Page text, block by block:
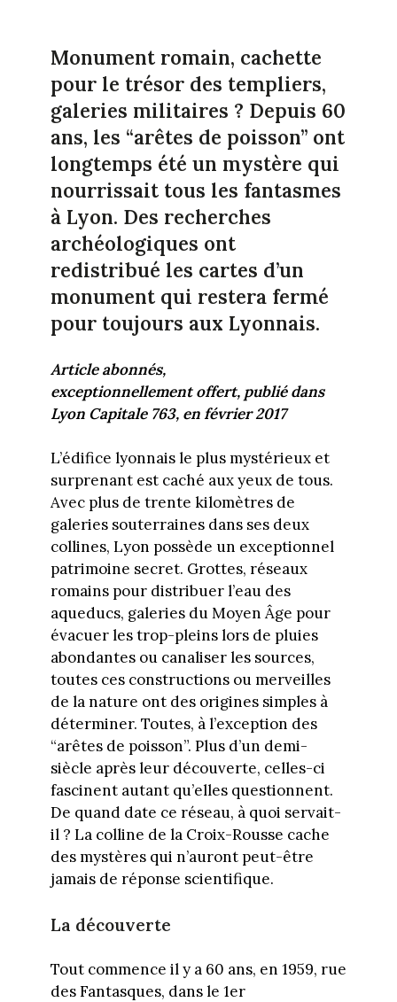
Monument romain, cachette
pour le trésor des templiers,
galeries militaires ? Depuis 60
ans, les “arêtes de poisson” ont
longtemps été un mystère qui
nourrissait tous les fantasmes
à Lyon. Des recherches
archéologiques ont
redistribué les cartes d’un
monument qui restera fermé
pour toujours aux Lyonnais.
Article abonnés,
exceptionnellement offert, publié dans
Lyon Capitale 763, en février 2017
L’édifice lyonnais le plus mystérieux et
surprenant est caché aux yeux de tous.
Avec plus de trente kilomètres de
galeries souterraines dans ses deux
collines, Lyon possède un exceptionnel
patrimoine secret. Grottes, réseaux
romains pour distribuer l’eau des
aqueducs, galeries du Moyen Âge pour
évacuer les trop-pleins lors de pluies
abondantes ou canaliser les sources,
toutes ces constructions ou merveilles
de la nature ont des origines simples à
déterminer. Toutes, à l’exception des
“arêtes de poisson”. Plus d’un demi-
siècle après leur découverte, celles-ci
fascinent autant qu’elles questionnent.
De quand date ce réseau, à quoi servait-
il ? La colline de la Croix-Rousse cache
des mystères qui n’auront peut-être
jamais de réponse scientifique.
La découverte
Tout commence il y a 60 ans, en 1959, rue
des Fantasques, dans le 1er